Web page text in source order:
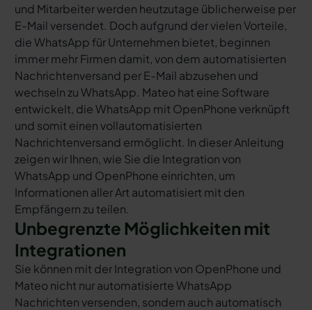
und Mitarbeiter werden heutzutage üblicherweise per
E-Mail versendet. Doch aufgrund der vielen Vorteile,
die WhatsApp für Unternehmen bietet, beginnen
immer mehr Firmen damit, von dem automatisierten
Nachrichtenversand per E-Mail abzusehen und
wechseln zu WhatsApp. Mateo hat eine Software
entwickelt, die WhatsApp mit OpenPhone verknüpft
und somit einen vollautomatisierten
Nachrichtenversand ermöglicht. In dieser Anleitung
zeigen wir Ihnen, wie Sie die Integration von
WhatsApp und OpenPhone einrichten, um
Informationen aller Art automatisiert mit den
Empfängern zu teilen.
Unbegrenzte Möglichkeiten mit
Integrationen
Sie können mit der Integration von OpenPhone und
Mateo nicht nur automatisierte WhatsApp
Nachrichten versenden, sondern auch automatisch